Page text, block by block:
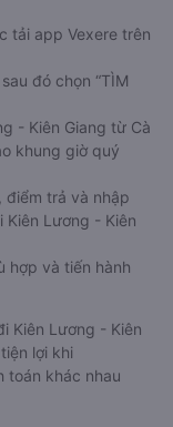
tải app Vexere trên
đó chọn “TÌM
- Kiên Giang từ Cà
khung giờ quý
điểm trả và nhập
Lương - Kiên
hợp và tiến hành
Kiên Lương - Kiên
lợi khi
toán khác nhau